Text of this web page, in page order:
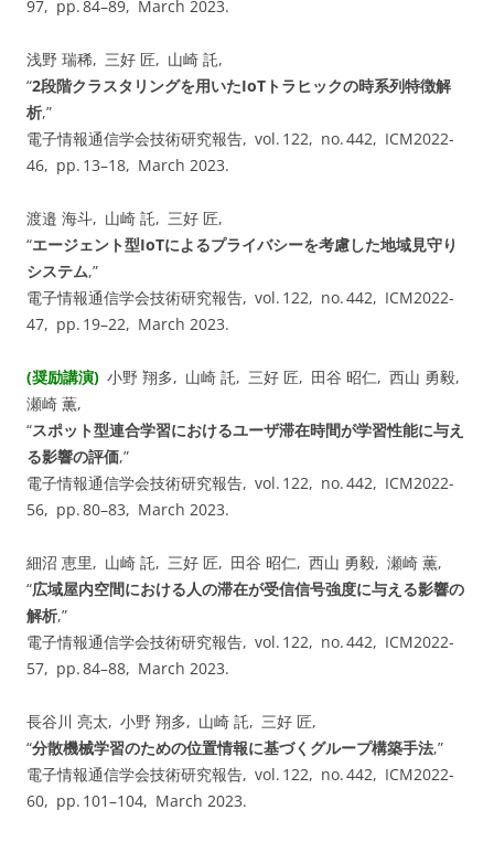
97, pp.⁠ ⁠84⁠–⁠89, March 2023.
浅野 瑞稀, 三好 匠, 山崎 託,
“2段階クラスタリングを用いたIoTトラヒックの時系列特徴解
析,”
電子情報通信学会技術研究報告, vol. ⁠122, no. ⁠442, ICM2022-
46, pp.⁠ ⁠13⁠–⁠18, March 2023.
渡邉 海斗, 山崎 託, 三好 匠,
“エージェント型IoTによるプライバシーを考慮した地域見守り
システム,”
電子情報通信学会技術研究報告, vol. ⁠122, no. ⁠442, ICM2022-
47, pp.⁠ ⁠19⁠–⁠22, March 2023.
(奨励講演) 小野 翔多, 山崎 託, 三好 匠, 田谷 昭仁, 西山 勇毅,
瀬崎 薫,
“スポット型連合学習におけるユーザ滞在時間が学習性能に与え
る影響の評価,”
電子情報通信学会技術研究報告, vol. ⁠122, no. ⁠442, ICM2022-
56, pp.⁠ ⁠80⁠–⁠83, March 2023.
細沼 恵里, 山崎 託, 三好 匠, 田谷 昭仁, 西山 勇毅, 瀬崎 薫,
“広域屋内空間における人の滞在が受信信号強度に与える影響の
解析,”
電子情報通信学会技術研究報告, vol. ⁠122, no. ⁠442, ICM2022-
57, pp.⁠ ⁠84⁠–⁠88, March 2023.
長谷川 亮太, 小野 翔多, 山崎 託, 三好 匠,
“分散機械学習のための位置情報に基づくグループ構築手法,”
電子情報通信学会技術研究報告, vol. ⁠122, no. ⁠442, ICM2022-
60, pp.⁠ ⁠101⁠–⁠104, March 2023.